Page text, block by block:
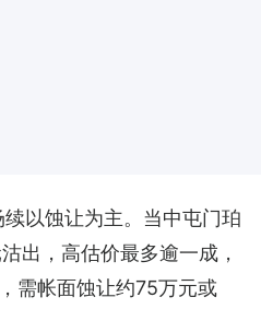
以蚀让为主。当中屯门珀
出，高估价最多逾一成，
需帐面蚀让约75万元或